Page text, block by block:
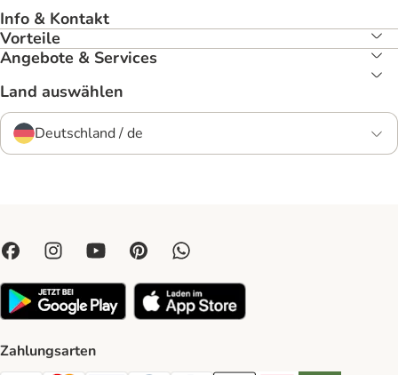
Info & Kontakt
Vorteile
Angebote & Services
Land auswählen
Deutschland / de
Zahlungsarten